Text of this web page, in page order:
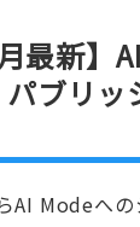
月最新
ブリッ
AI Modeへの